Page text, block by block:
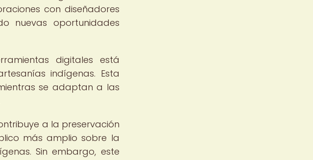
con diseñadores
nuevas oportunidades
digitales está
indígenas. Esta
se adaptan a las
a la preservación
más amplio sobre la
Sin embargo, este